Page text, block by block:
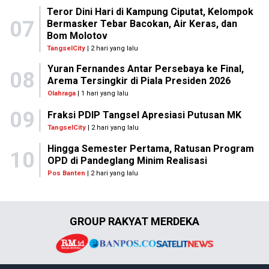
07
Teror Dini Hari di Kampung Ciputat, Kelompok
Bermasker Tebar Bacokan, Air Keras, dan
Bom Molotov
TangselCity | 2 hari yang lalu
08
Yuran Fernandes Antar Persebaya ke Final,
Arema Tersingkir di Piala Presiden 2026
Olahraga| 1 hari yang lalu
09 Fraksi PDIP Tangsel Apresiasi Putusan MK
TangselCity | 2 hari yang lalu
10
Hingga Semester Pertama, Ratusan Program
OPD di Pandeglang Minim Realisasi
Pos Banten | 2 hari yang lalu
GROUP RAKYAT MERDEKA